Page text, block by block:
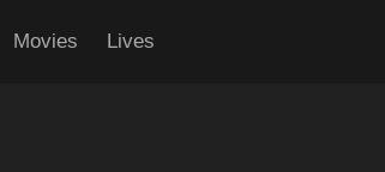
Movies Lives